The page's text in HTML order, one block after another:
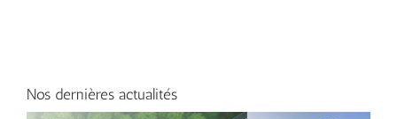
Nos dernières actualités